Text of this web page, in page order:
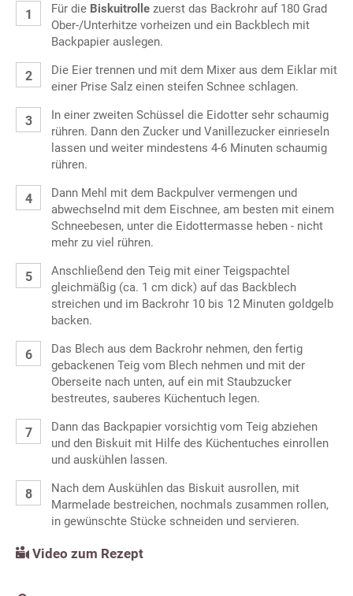
Für die Biskuitrolle zuerst das Backrohr auf 180 Grad
Ober-/Unterhitze vorheizen und ein Backblech mit
Backpapier auslegen.
Die Eier trennen und mit dem Mixer aus dem Eiklar mit
einer Prise Salz einen steifen Schnee schlagen.
In einer zweiten Schüssel die Eidotter sehr schaumig
rühren. Dann den Zucker und Vanillezucker einrieseln
lassen und weiter mindestens 4-6 Minuten schaumig
rühren.
Dann Mehl mit dem Backpulver vermengen und
abwechselnd mit dem Eischnee, am besten mit einem
Schneebesen, unter die Eidottermasse heben - nicht
mehr zu viel rühren.
Anschließend den Teig mit einer Teigspachtel
gleichmäßig (ca. 1 cm dick) auf das Backblech
streichen und im Backrohr 10 bis 12 Minuten goldgelb
backen.
Das Blech aus dem Backrohr nehmen, den fertig
gebackenen Teig vom Blech nehmen und mit der
Oberseite nach unten, auf ein mit Staubzucker
bestreutes, sauberes Küchentuch legen.
Dann das Backpapier vorsichtig vom Teig abziehen
und den Biskuit mit Hilfe des Küchentuches einrollen
und auskühlen lassen.
Nach dem Auskühlen das Biskuit ausrollen, mit
Marmelade bestreichen, nochmals zusammen rollen,
in gewünschte Stücke schneiden und servieren.
Video zum Rezept